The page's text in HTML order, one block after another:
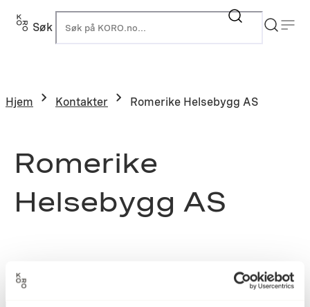
Søk
Hjem Kontakter Romerike Helsebygg AS
Romerike
Helsebygg AS